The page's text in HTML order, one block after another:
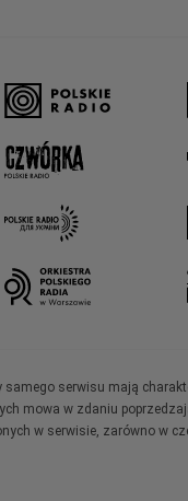
serwisu mają
mowa w zdaniu
w serwisie, zarówno w